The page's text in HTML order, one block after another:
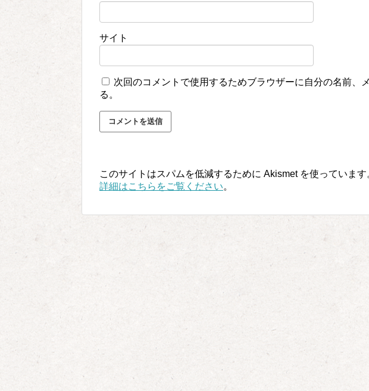
サイト
次回のコメントで使用するためブラウザーに自分の名前、
る。
このサイトはスパムを低減するために Akismet を使っています
詳細はこちらをご覧ください。